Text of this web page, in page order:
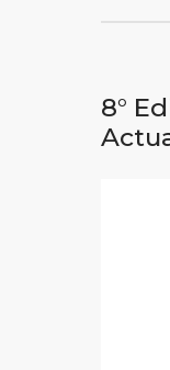
8°